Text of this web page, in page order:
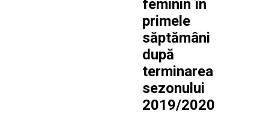
feminin în
primele
săptămâni
după
terminarea
sezonului
2019/2020